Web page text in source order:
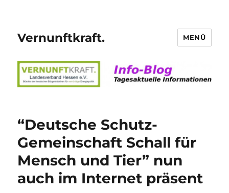
Vernunftkraft. MENÜ
“Deutsche Schutz-
Gemeinschaft Schall für
Mensch und Tier” nun
auch im Internet präsent